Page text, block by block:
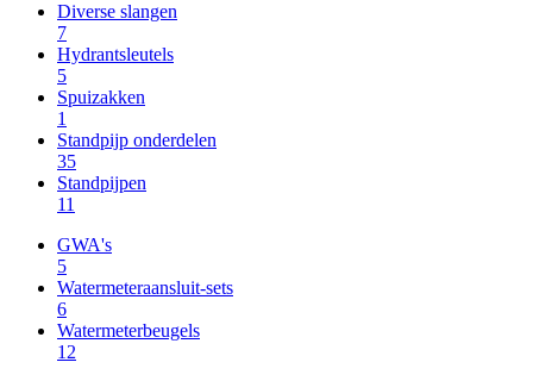
Diverse slangen
7
Hydrantsleutels
5
Spuizakken
1
Standpijp onderdelen
35
Standpijpen
11
GWA's
5
Watermeteraansluit-sets
6
Watermeterbeugels
12